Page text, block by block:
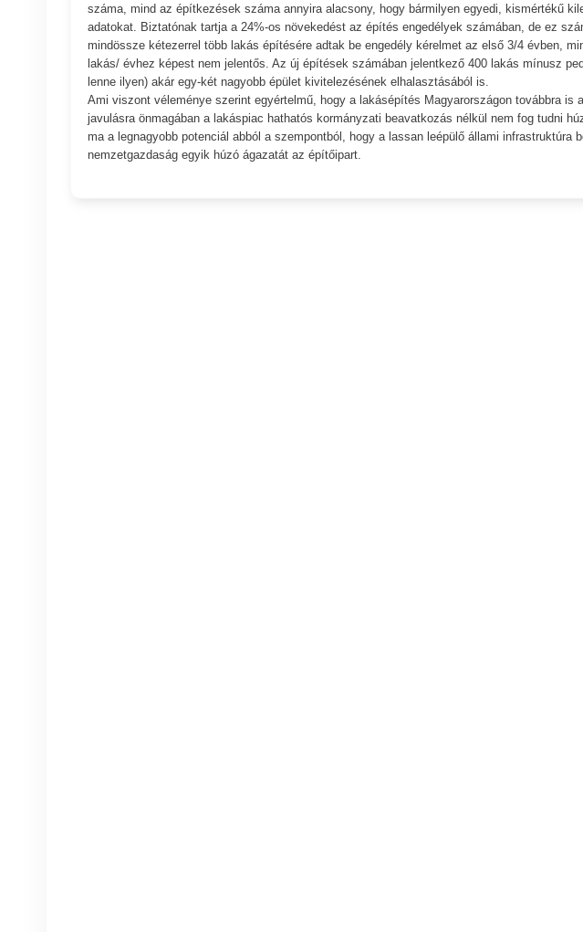
száma, mind az építkezések száma annyira alacsony, hogy bármilyen egyedi, kismértékű
adatokat. Biztatónak tartja a 24%-os növekedést az építés engedélyek számában, de ez
mindössze kétezerrel több lakás építésére adtak be engedély kérelmet az első 3/4 évben,
lakás/ évhez képest nem jelentős. Az új építések számában jelentkező 400 lakás mínusz
lenne ilyen) akár egy-két nagyobb épület kivitelezésének elhalasztásából is.
Ami viszont véleménye szerint egyértelmű, hogy a lakásépítés Magyarországon továbbra is
javulásra önmagában a lakáspiac hathatós kormányzati beavatkozás nélkül nem fog tudni
ma a legnagyobb potenciál abból a szempontból, hogy a lassan leépülő állami infrastruktúra
nemzetgazdaság egyik húzó ágazatát az építőipart.